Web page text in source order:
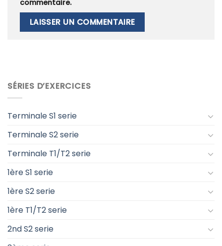
SÉRIES D’EXERCICES
Terminale S1 serie
Terminale S2 serie
Terminale T1/T2 serie
1ère S1 serie
1ère S2 serie
1ère T1/T2 serie
2nd S2 serie
commentaire.